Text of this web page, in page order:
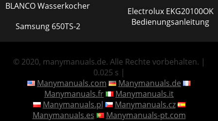
BLANCO Wasserkocher
Samsung 650TS-2
Electrolux EKG20100OK
Bedienungsanleitung
© 2020, manymanuals.de. Alle Rechte vorbehalten. |
0.025 s |
Manymanuals.com
Manymanuals.de
Manymanuals.fr
Manymanuals.it
Manymanuals.pl
Manymanuals.cz
Manymanuals.es
Manymanuals-pt.com